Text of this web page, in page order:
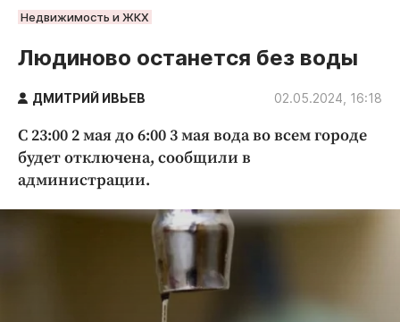
РУБРИКИ
Новости компаний
Статьи
Народные новости
Авто и транспорт
Благоустройство
Криминал
Недвижимость и ЖКХ
Недвижимость и ЖКХ
Людиново останется без воды
ДМИТРИЙ ИВЬЕВ 02.05.2024, 16:18
С 23:00 2 мая до 6:00 3 мая вода во всем городе
будет отключена, сообщили в
администрации.